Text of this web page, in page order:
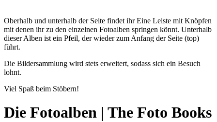
Oberhalb und unterhalb der Seite findet ihr Eine Leiste mit Knöpfen
mit denen ihr zu den einzelnen Fotoalben springen könnt. Unterhalb
dieser Alben ist ein Pfeil, der wieder zum Anfang der Seite (top)
führt.
Die Bildersammlung wird stets erweitert, sodass sich ein Besuch
lohnt.
Viel Spaß beim Stöbern!
Die Fotoalben | The Foto Books